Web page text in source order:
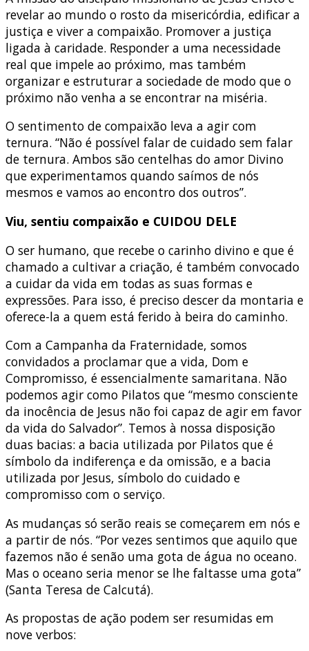
revelar ao mundo o rosto da misericórdia, edificar a
justiça e viver a compaixão. Promover a justiça
ligada à caridade. Responder a uma necessidade
real que impele ao próximo, mas também
organizar e estruturar a sociedade de modo que o
próximo não venha a se encontrar na miséria.
O sentimento de compaixão leva a agir com
ternura. “Não é possível falar de cuidado sem falar
de ternura. Ambos são centelhas do amor Divino
que experimentamos quando saímos de nós
mesmos e vamos ao encontro dos outros”.
Viu, sentiu compaixão e CUIDOU DELE
O ser humano, que recebe o carinho divino e que é
chamado a cultivar a criação, é também convocado
a cuidar da vida em todas as suas formas e
expressões. Para isso, é preciso descer da montaria e
oferece-la a quem está ferido à beira do caminho.
Com a Campanha da Fraternidade, somos
convidados a proclamar que a vida, Dom e
Compromisso, é essencialmente samaritana. Não
podemos agir como Pilatos que “mesmo consciente
da inocência de Jesus não foi capaz de agir em favor
da vida do Salvador”. Temos à nossa disposição
duas bacias: a bacia utilizada por Pilatos que é
símbolo da indiferença e da omissão, e a bacia
utilizada por Jesus, símbolo do cuidado e
compromisso com o serviço.
As mudanças só serão reais se começarem em nós e
a partir de nós. “Por vezes sentimos que aquilo que
fazemos não é senão uma gota de água no oceano.
Mas o oceano seria menor se lhe faltasse uma gota”
(Santa Teresa de Calcutá).
As propostas de ação podem ser resumidas em
nove verbos: